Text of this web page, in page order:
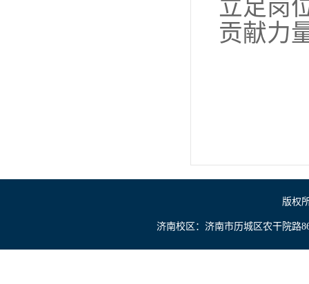
立足岗
贡献力
版权
济南校区：济南市历城区农干院路